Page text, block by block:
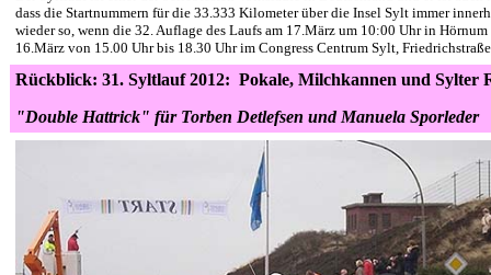
dass die Startnummern für die 33.333 Kilometer über die Insel Sylt immer
wieder so, wenn die 32. Auflage des Laufs am 17.März um 10:00 Uhr in
16.März von 15.00 Uhr bis 18.30 Uhr im Congress Centrum Sylt,
Rückblick: 31. Syltlauf 2012: Pokale, Milchkannen und Sylter
"Double Hattrick" für Torben Detlefsen und Manuela Sporleder